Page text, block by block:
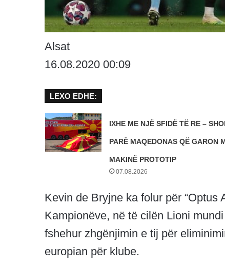
Alsat
16.08.2020 00:09
LEXO EDHE:
IXHE ME NJË SFIDË TË RE –
PARË MAQEDONAS QË GARON
MAKINË PROTOTIP
07.08.2026
Kevin de Bryjne ka folur për “Optus
Kampionëve, në të cilën Lioni
fshehur zhgënjimin e tij për
europian për klube.